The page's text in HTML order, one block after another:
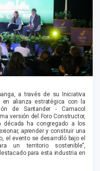
a través de su Iniciativa
en alianza estratégica con la
de Santander - Camacol
versión del Foro Constructor,
ha congregado a los
aprender y construir una
el evento se desarrolló bajo el
un territorio sostenible”,
para esta industria en